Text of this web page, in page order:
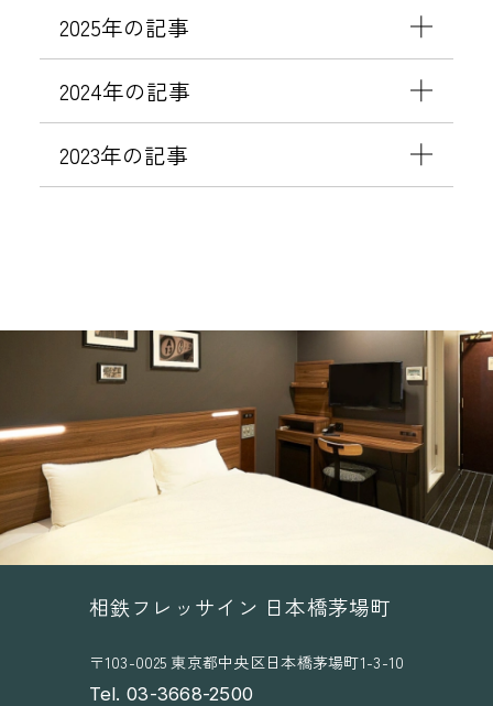
」
を
導
入
開
2025年の記事
2024年の記事
2023年の記事
相鉄フレッサイン 日本橋茅場町
〒103-0025 東京都中央区日本橋茅場町1-3-10
Tel. 03-3668-2500